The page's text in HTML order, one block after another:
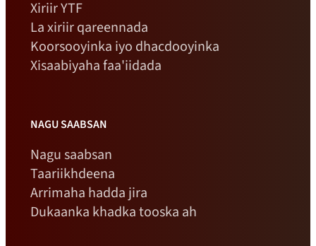
Xiriir YTF
La xiriir qareennada
Koorsooyinka iyo dhacdooyinka
Xisaabiyaha faa'iidada
NAGU SAABSAN
Nagu saabsan
Taariikhdeena
Arrimaha hadda jira
Dukaanka khadka tooska ah